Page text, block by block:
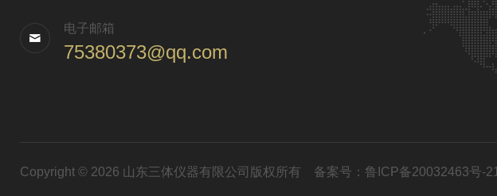
电子邮箱
75380373@qq.com
Copyright © 2026 山东三体仪器有限公司版权所有 备案号：鲁ICP备20032463号-21